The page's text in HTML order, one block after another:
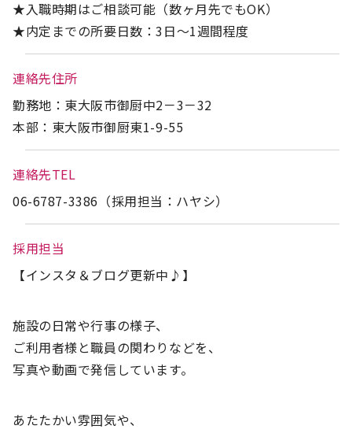
★入職時期はご相談可能（数ヶ月先でもOK）
★内定までの所要日数：3日～1週間程度
連絡先住所
勤務地：東大阪市御厨中2－3－32
本部：東大阪市御厨東1-9-55
連絡先TEL
06-6787-3386（採用担当：ハヤシ）
採用担当
【インスタ＆ブログ更新中♪】
施設の日常や行事の様子、
ご利用者様と職員の関わりなどを、
写真や動画で発信しています。
あたたかい雰囲気や、